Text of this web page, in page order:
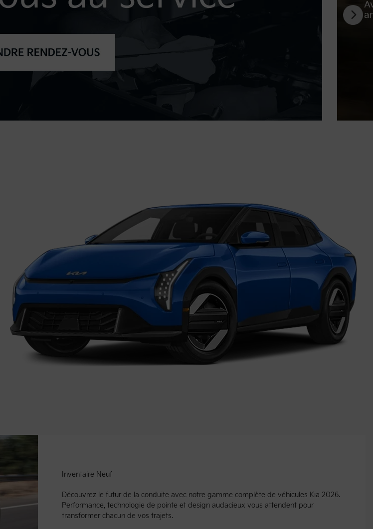
Inventaire Neuf
Découvrez le futur de la conduite avec notre gamme complète de véhicules Kia 2026.
Performance, technologie de pointe et design audacieux vous attendent pour
transformer chacun de vos trajets.